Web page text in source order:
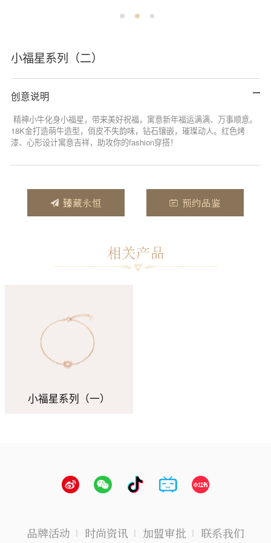
小福星系列（二）
创意说明
精神小牛化身小福星，带来美好祝福，寓意新年福运满满、万事顺意。
18K金打造萌牛造型，俏皮不失韵味，钻石镶嵌，璀璨动人。红色烤
漆、心形设计寓意吉祥，助攻你的fashion穿搭！
臻藏永恒 预约品鉴
小福星系列（一）
品牌活动 时尚资讯 加盟审批 联系我们